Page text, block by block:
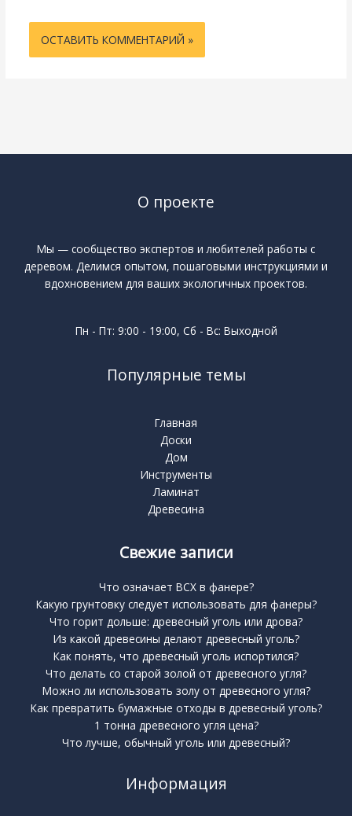
О проекте
Мы — сообщество экспертов и любителей работы с
деревом. Делимся опытом, пошаговыми инструкциями и
вдохновением для ваших экологичных проектов.
Пн - Пт: 9:00 - 19:00, Сб - Вс: Выходной
Популярные темы
Главная
Доски
Дом
Инструменты
Ламинат
Древесина
Свежие записи
Что означает BCX в фанере?
Какую грунтовку следует использовать для фанеры?
Что горит дольше: древесный уголь или дрова?
Из какой древесины делают древесный уголь?
Как понять, что древесный уголь испортился?
Что делать со старой золой от древесного угля?
Можно ли использовать золу от древесного угля?
Как превратить бумажные отходы в древесный уголь?
1 тонна древесного угля цена?
Что лучше, обычный уголь или древесный?
Информация